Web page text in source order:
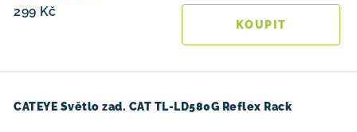
299 Kč
CATEYE Světlo zad. CAT TL-LD580G Reflex Rack